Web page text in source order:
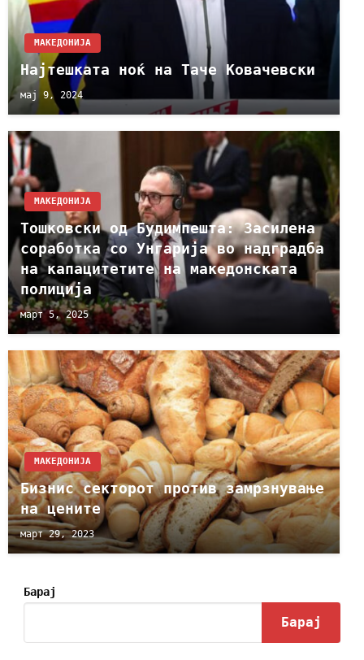
МАКЕДОНИЈА
Најтешката ноќ на Таче Ковачевски
мај 9, 2024
МАКЕДОНИЈА
Тошковски од Будимпешта: Засилена
соработка со Унгарија во надградба
на капацитетите на македонската
полиција
март 5, 2025
МАКЕДОНИЈА
Бизнис секторот против замрзнување
на цените
март 29, 2023
Барај
Барај